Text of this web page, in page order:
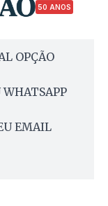
50 ANOS
OPÇÃO
WHATSAPP
EMAIL